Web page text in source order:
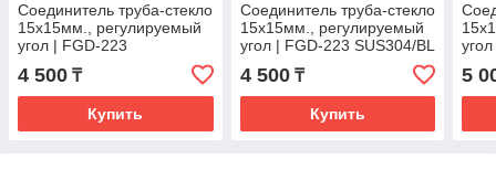
Соединитель труба-стекло
15х15мм., регулируемый
угол | FGD-223
SUS304/PSS | Хром
4 500 ₸
Купить
Соединитель труба-стекло
15х15мм., регулируемый
угол | FGD-223 SUS304/BL
| Черный
4 500₸
Купить
5